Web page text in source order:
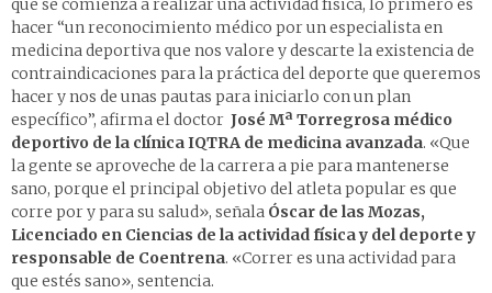
que se comienza a realizar una actividad física, lo primero es
hacer “un reconocimiento médico por un especialista en
medicina deportiva que nos valore y descarte la existencia de
contraindicaciones para la práctica del deporte que queremos
hacer y nos de unas pautas para iniciarlo con un plan
específico”, afirma el doctor José Mª Torregrosa médico
deportivo de la clínica IQTRA de medicina avanzada. «Que
la gente se aproveche de la carrera a pie para mantenerse
sano, porque el principal objetivo del atleta popular es que
corre por y para su salud», señala Óscar de las Mozas,
Licenciado en Ciencias de la actividad física y del deporte y
responsable de Coentrena. «Correr es una actividad para
que estés sano», sentencia.